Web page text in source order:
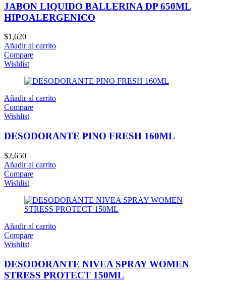
JABON LIQUIDO BALLERINA DP 650ML
HIPOALERGENICO
$1,620
Añadir al carrito
Compare
Wishlist
Añadir al carrito
Compare
Wishlist
DESODORANTE PINO FRESH 160ML
$2,650
Añadir al carrito
Compare
Wishlist
Añadir al carrito
Compare
Wishlist
DESODORANTE NIVEA SPRAY WOMEN
STRESS PROTECT 150ML